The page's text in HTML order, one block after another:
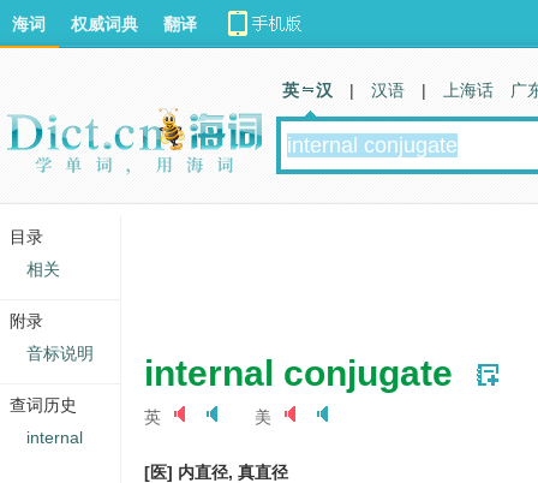
internal conjugate
英 美
[医] 内直径, 真直径
海词 权威词典 翻译
英 汉 | 汉语 | 上海话 广
目录
相关
附录
音标说明
查词历史
internal